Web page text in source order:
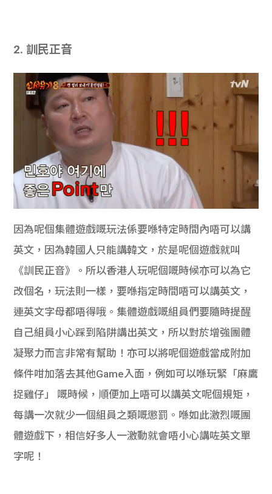
2. 訓民正音
因為呢個集體遊戲嘅玩法係要喺特定時間內唔可以講
英文，因為韓國人只能講韓文，於是呢個遊戲就叫
《訓民正音》。所以香港人玩呢個嘅時候亦可以為它
改個名，玩法則一樣，要喺指定時間唔可以講英文，
連英文字母都唔得哦。集體遊戲嘅組員們要隨時提醒
自己組員小心踩到陷阱講出英文，所以對於增強團體
凝聚力而言非常有幫助！亦可以將呢個遊戲當成附加
條件咁加落去其他Game入面，例如可以喺玩緊「麻鷹
捉雞仔」 嘅時候，順便加上唔可以講英文呢個規矩，
每講一次就少一個組員之類嘅懲罰。喺如此激烈嘅團
體遊戲下，相信好多人一激動就會唔小心講咗英文單
字呢！